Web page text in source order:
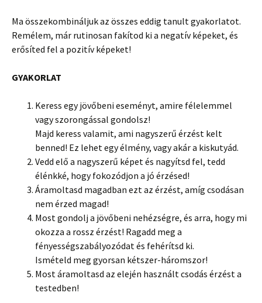
Ma összekombináljuk az összes eddig tanult gyakorlatot.
Remélem, már rutinosan fakítod ki a negatív képeket, és
erősíted fel a pozitív képeket!
GYAKORLAT
Keress egy jövőbeni eseményt, amire félelemmel
vagy szorongással gondolsz!
Majd keress valamit, ami nagyszerű érzést kelt
benned! Ez lehet egy élmény, vagy akár a kiskutyád.
Vedd elő a nagyszerű képet és nagyítsd fel, tedd
élénkké, hogy fokozódjon a jó érzésed!
Áramoltasd magadban ezt az érzést, amíg csodásan
nem érzed magad!
Most gondolj a jövőbeni nehézségre, és arra, hogy mi
okozza a rossz érzést! Ragadd meg a
fényességszabályozódat és fehérítsd ki.
Ismételd meg gyorsan kétszer-háromszor!
Most áramoltasd az elején használt csodás érzést a
testedben!